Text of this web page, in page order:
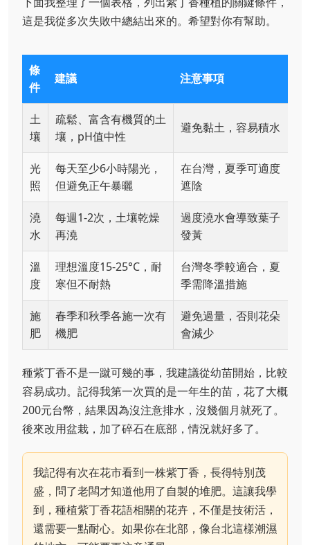
這是我從多次失敗中總結出來的。希望對你有幫助。
條
件
建議 注意事項
土
壤
疏鬆、富含有機質的土
壤，pH值中性
避免黏土，容易積水
光
照
每天至少6小時陽光，
但避免正午暴曬
在台灣，夏季可適度
遮陰
澆
水
每週1-2次，土壤乾燥
再澆
過度澆水會導致葉子
發黃
溫
度
理想溫度15-25°C，耐
寒但不耐熱
台灣冬季較適合，夏
季需降溫措施
施
肥
春季和秋季各施一次有
機肥
避免過量，否則花朵
會減少
種紫丁香不是一蹴可幾的事，我建議從幼苗開始，比較
容易成功。記得我第一次買的是一年生的苗，花了大概
200元台幣，結果因為沒注意排水，沒幾個月就死了。
後來改用盆栽，加了碎石在底部，情況就好多了。
我記得有次在花市看到一株紫丁香，長得特別茂
盛，問了老闆才知道他用了自製的堆肥。這讓我學
到，種植紫丁香花語相關的花卉，不僅是技術活，
還需要一點耐心。如果你在北部，像台北這樣潮濕